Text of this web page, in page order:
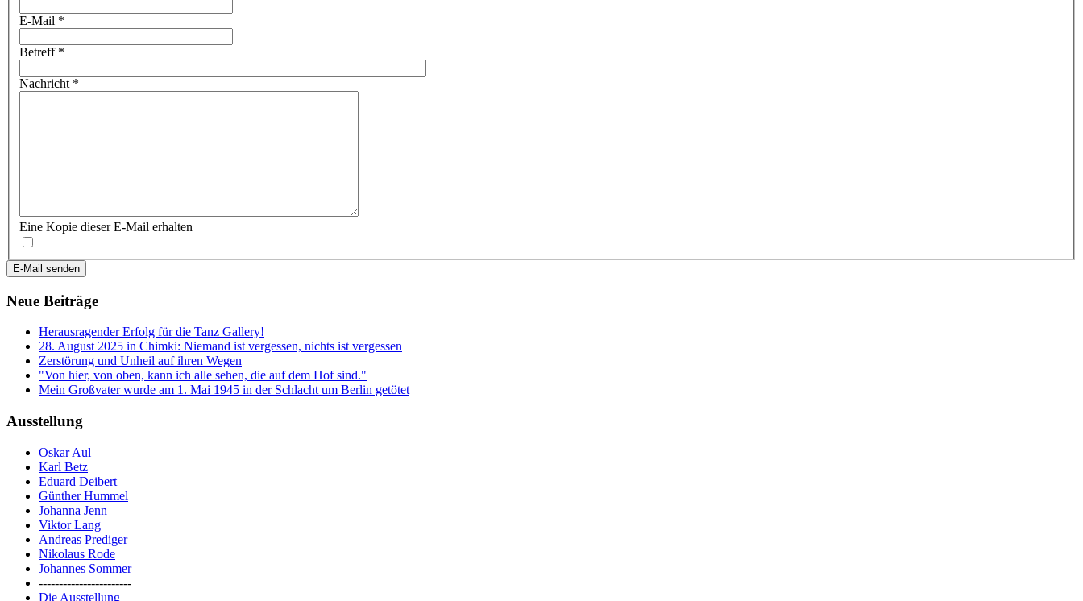
E-Mail *
Betreff*
Nachricht *
Eine Kopie dieser E-Mail erhalten
E-Mail senden
Neue Beiträge
Herausragender Erfolg für die Tanz Gallery!
28. August 2025 in Chimki: Niemand ist vergessen, nichts ist vergessen
Zerstörung und Unheil auf ihren Wegen
"Von hier, von oben, kann ich alle sehen, die auf dem Hof sind."
Mein Großvater wurde am 1. Mai 1945 in der Schlacht um Berlin getötet
Ausstellung
Oskar Aul
Karl Betz
Eduard Deibert
Günther Hummel
Johanna Jenn
Viktor Lang
Andreas Prediger
Nikolaus Rode
Johannes Sommer
-----------------------
Die Ausstellung